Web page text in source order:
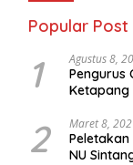
Popular Post
1 Agustus 8,
Pengurus
Ketapang
2 Maret 8,
NU